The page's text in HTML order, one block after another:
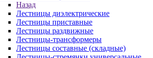
Назад
Лестницы диэлектрические
Лестницы приставные
Лестницы раздвижные
Лестницы-трансформеры
Лестницы составные (складные)